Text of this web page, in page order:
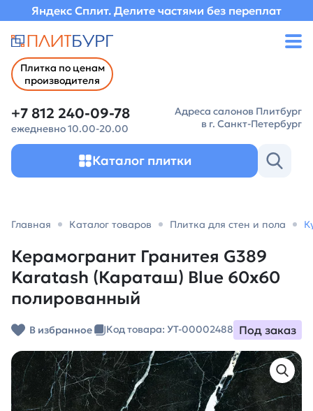
Яндекс Сплит. Делите частями без переплат
Плитка по ценам
производителя
+7 812 240-09-78
ежедневно 10.00-20.00
Адреса салонов Плитбург
в г. Санкт-Петербург
Каталог плитки
Главная Каталог товаров Плитка для стен и пола
Керамогранит Гранитея G389
Karatash (Караташ) Blue 60х60
полированный
В избранное Код товара: УТ-00002488 Под заказ